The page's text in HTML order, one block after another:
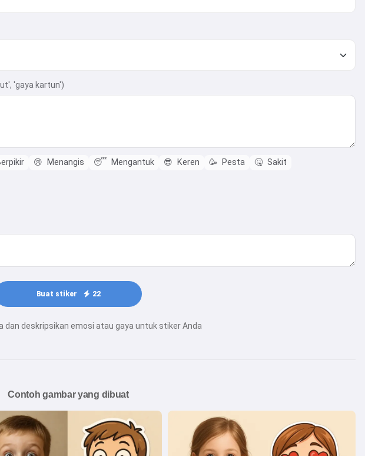
'gaya kartun')
😢 Menangis 😴 Mengantuk 😎 Keren 🥳 Pesta 🤒 Sakit
Buat stiker 22
dan deskripsikan emosi atau gaya untuk stiker Anda
Contoh gambar yang dibuat